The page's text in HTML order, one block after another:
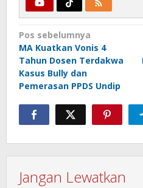
Navigasi
pos
Pos sebelumnya
MA Kuatkan Vonis 4
Tahun Dosen Terdakwa
Kasus Bully dan
Pemerasan PPDS Undip
Jangan Lewatkan